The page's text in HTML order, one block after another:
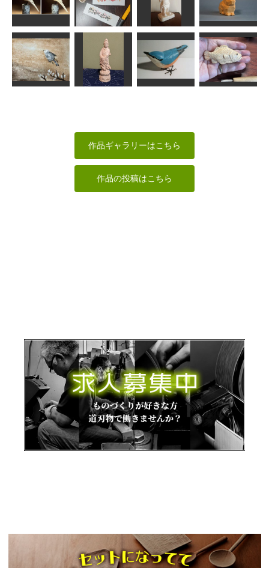
毘沙門天
10
道刃物★所蔵参考
作品
阿弥陀如来坐
像
合之内麻呂
チョウチョウ
ウオ
MINI
カササギ
MINI
新年の挨拶
R
毘沙門天
アラン
うさぎ
合之内麻呂
白衣観音 ゴジュウカラ
作品ギャラリーはこちら
作品の投稿はこちら